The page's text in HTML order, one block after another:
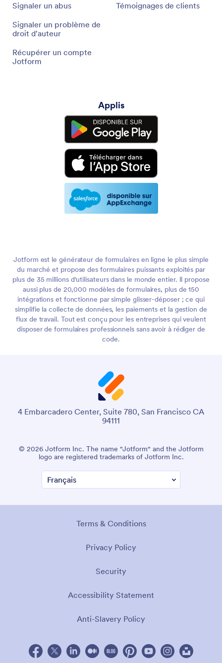
Signaler un abus
Signaler un problème de
droit d'auteur
Récupérer un compte
Jotform
Témoignages de clients
Applis
Jotform est le générateur de formulaires en ligne le plus simple
du marché et propose des formulaires puissants exploités par
plus de 35 millions d'utilisateurs dans le monde entier. Il propose
aussi plus de 20,000 modèles de formulaires, plus de 150
intégrations et fonctionne par simple glisser-déposer ; ce qui
simplifie la collecte de données, les paiements et la gestion de
flux de travail. Tout est conçu pour les entreprises qui veulent
disposer de formulaires professionnels sans avoir à rédiger de
code.
4 Embarcadero Center, Suite 780, San Francisco CA
94111
© 2026 Jotform Inc. The name "Jotform" and the Jotform
logo are registered trademarks of Jotform Inc.
Terms & Conditions
Privacy Policy
Security
Accessibility Statement
Anti-Slavery Policy